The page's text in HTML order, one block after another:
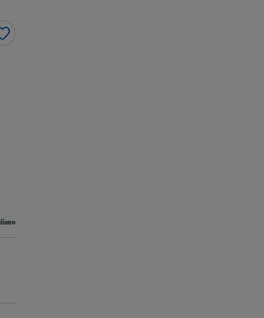
Like